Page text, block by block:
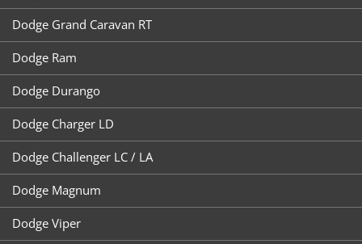
Dodge Grand Caravan RT
Dodge Ram
Dodge Durango
Dodge Charger LD
Dodge Challenger LC / LA
Dodge Magnum
Dodge Viper